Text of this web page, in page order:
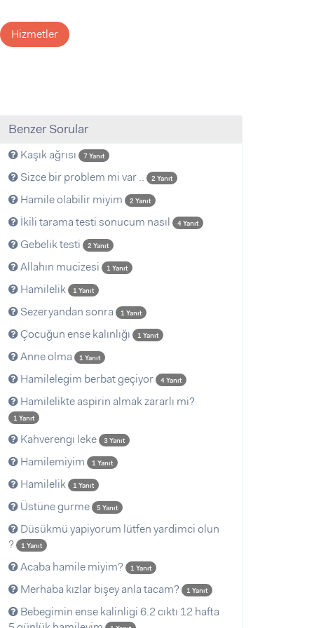
Hizmetler
Benzer Sorular
Kaşık ağrısı 7 Yanıt
Sizce bir problem mi var .. 2 Yanıt
Hamile olabilir miyim 2 Yanıt
İkili tarama testi sonucum nasıl 4 Yanıt
Gebelik testi 2 Yanıt
Allahın mucizesi 1 Yanıt
Hamilelik 1 Yanıt
Sezeryandan sonra 1 Yanıt
Çocuğun ense kalınlığı 1 Yanıt
Anne olma 1 Yanıt
Hamilelegim berbat geçiyor 4 Yanıt
Hamilelikte aspirin almak zararlı mi?
1 Yanıt
Kahverengi leke 3 Yanıt
Hamilemiyim 1 Yanıt
Hamilelik 1 Yanıt
Üstüne gurme 5 Yanıt
Düsükmü yapiyorum lütfen yardimci olun
?
1 Yanıt
Acaba hamile miyim? 1 Yanıt
Merhaba kızlar bişey anla tacam? 1 Yanıt
Bebegimin ense kalinligi 6.2 cıktı 12 hafta